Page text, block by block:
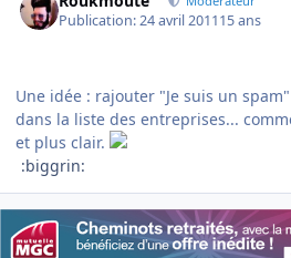
Publication:24 avril 201115 ans
Une idée : rajouter "Je suis un
dans la liste des entreprises...
et plus clair.
:biggrin: